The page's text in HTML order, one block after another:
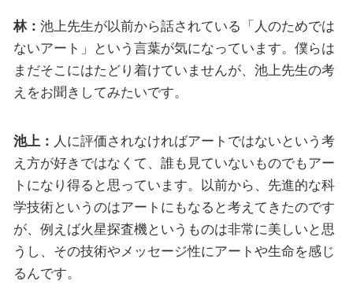
林： 池上先生が以前から話されている「人のためでは
ないアート」という言葉が気になっています。僕らは
まだそこにはたどり着けていませんが、池上先生の考
えをお聞きしてみたいです。
池上： 人に評価されなければアートではないという考
え方が好きではなくて、誰も見ていないものでもアー
トになり得ると思っています。以前から、先進的な科
学技術というのはアートにもなると考えてきたのです
が、例えば火星探査機というものは非常に美しいと思
うし、その技術やメッセージ性にアートや生命を感じ
るんです。